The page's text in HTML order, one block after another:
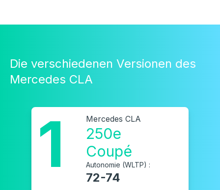
Die verschiedenen Versionen des
Mercedes CLA
1 Mercedes CLA
250e
Coupé
Autonomie (WLTP) :
72-74